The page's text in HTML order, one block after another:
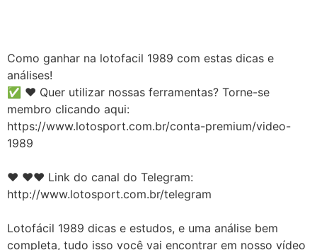
Como ganhar na lotofacil 1989 com estas dicas e
análises!
✅ ❤️️ Quer utilizar nossas ferramentas? Torne-se
membro clicando aqui:
https://www.lotosport.com.br/conta-premium/video-
1989
❤️️ ❤️️❤️️ Link do canal do Telegram:
http://www.lotosport.com.br/telegram
Lotofácil 1989 dicas e estudos, e uma análise bem
completa, tudo isso você vai encontrar em nosso vídeo